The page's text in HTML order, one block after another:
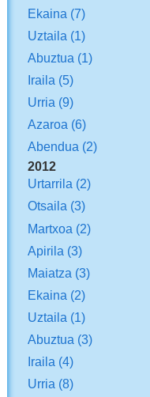
Ekaina (7)
Uztaila (1)
Abuztua (1)
Iraila (5)
Urria (9)
Azaroa (6)
Abendua (2)
2012
Urtarrila (2)
Otsaila (3)
Martxoa (2)
Apirila (3)
Maiatza (3)
Ekaina (2)
Uztaila (1)
Abuztua (3)
Iraila (4)
Urria (8)